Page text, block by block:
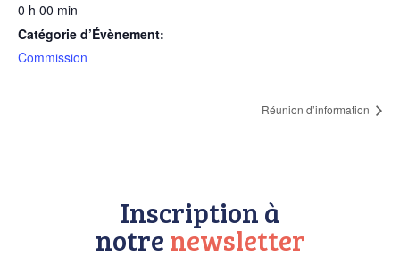
0 h 00 min
Catégorie d’Évènement:
Commission
Réunion d’information
Inscription à
notrenewsletter